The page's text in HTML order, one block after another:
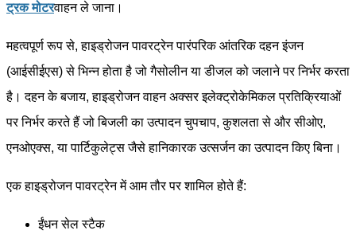
ट्रक मोटरवाहन ले जाना।
महत्वपूर्ण रूप से, हाइड्रोजन पावरट्रेन पारंपरिक आंतरिक दहन इंजन
(आईसीईएस) से भिन्न होता है जो गैसोलीन या डीजल को जलाने पर निर्भर करता
है। दहन के बजाय, हाइड्रोजन वाहन अक्सर इलेक्ट्रोकेमिकल प्रतिक्रियाओं
पर निर्भर करते हैं जो बिजली का उत्पादन चुपचाप, कुशलता से और सीओए,
एनओएक्स, या पार्टिकुलेट्स जैसे हानिकारक उत्सर्जन का उत्पादन किए बिना।
एक हाइड्रोजन पावरट्रेन में आम तौर पर शामिल होते हैं:
ईंधन सेल स्टैक